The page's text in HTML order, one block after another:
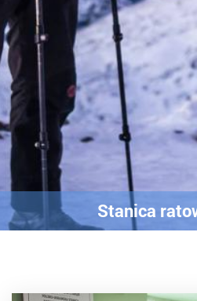
Stanica